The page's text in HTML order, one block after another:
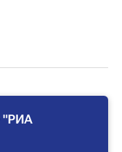
"РИА